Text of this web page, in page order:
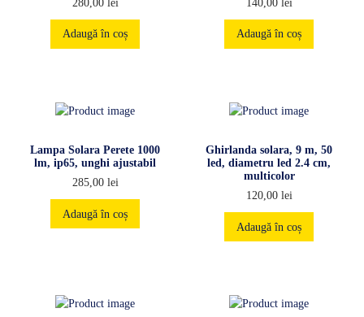
280,00 lei
Adaugă în coș
140,00 lei
Adaugă în coș
Lampa Solara Perete 1000
lm, ip65, unghi ajustabil
285,00 lei
Adaugă în coș
Ghirlanda solara, 9 m, 50
led, diametru led 2.4 cm,
multicolor
120,00 lei
Adaugă în coș